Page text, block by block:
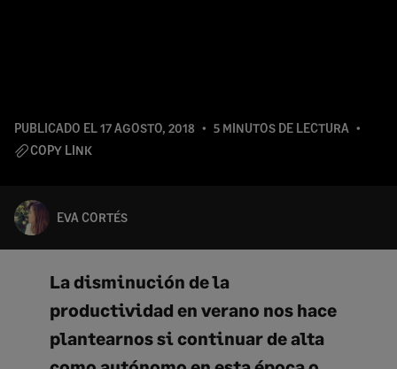
PUBLICADO EL17 AGOSTO, 2018
5 MINUTOS DE LECTURA
COPY LINK
EVA CORTÉS
La disminución de la
productividad en verano nos hace
plantearnos si continuar de alta